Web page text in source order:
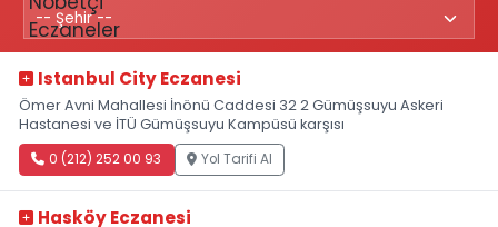
Istanbul City Eczanesi
Ömer Avni Mahallesi İnönü Caddesi 32 2 Gümüşsuyu Askeri
Hastanesi ve İTÜ Gümüşsuyu Kampüsü karşısı
0 (212) 252 00 93 Yol Tarifi Al
Hasköy Eczanesi